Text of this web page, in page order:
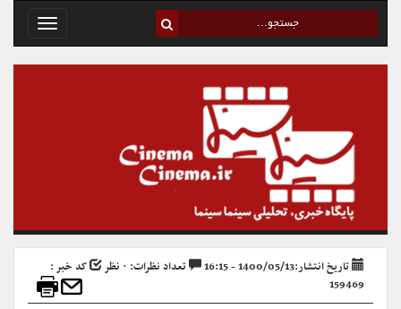
Toggle
تاریخ انتشار:1400/05/13 - 16:15 تعداد نظرات: ۰ نظر
کد خبر :
159469